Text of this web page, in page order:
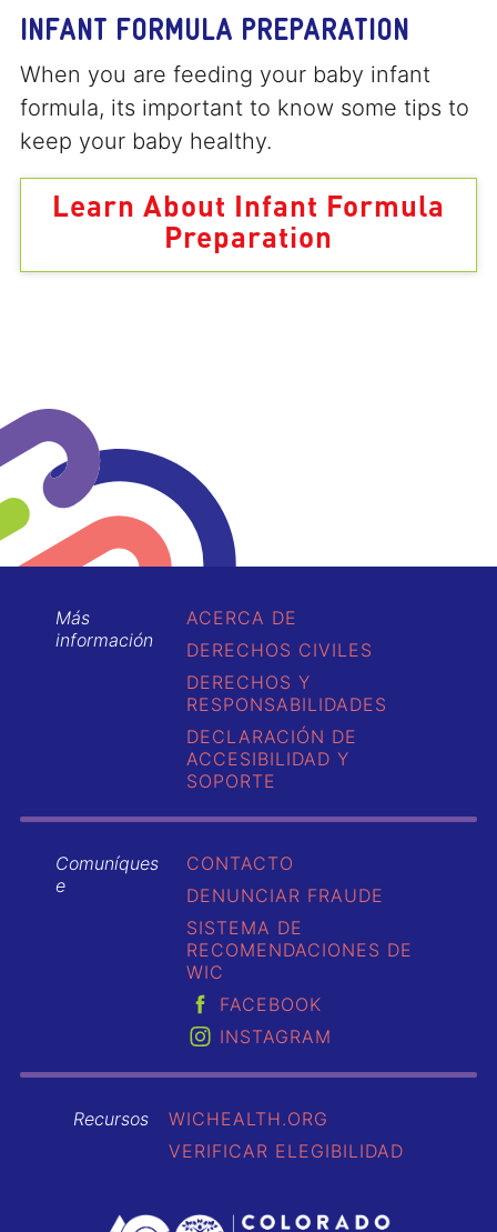
INFANT FORMULA PREPARATION
When you are feeding your baby infant
formula, its important to know some tips to
keep your baby healthy.
Learn About Infant Formula
Preparation
Más
información
ACERCA DE
DERECHOS CIVILES
DERECHOS Y
RESPONSABILIDADES
DECLARACIÓN DE
ACCESIBILIDAD Y
SOPORTE
Comuníques
e
CONTACTO
DENUNCIAR FRAUDE
SISTEMA DE
RECOMENDACIONES DE
WIC
FACEBOOK
INSTAGRAM
Recursos
WICHEALTH.ORG
VERIFICAR ELEGIBILIDAD